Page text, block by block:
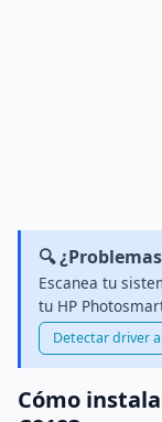
🔍
Escanea tu
tu HP
Detectar driver
Cómo